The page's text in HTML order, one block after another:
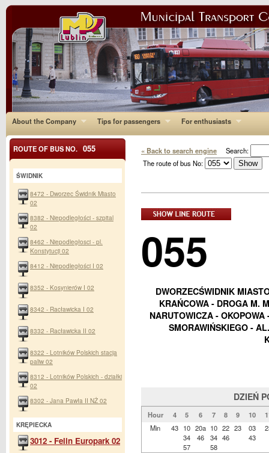
About the Company Tips for passengers For enthusiasts
« Back to search engine Search:
The route of bus No:
055
DWORZECŚWIDNIK
KRAŃCOWA - DROGA M.
NARUTOWICZA -
SMORAWIŃSKIEGO -
DZIEŃ
Hour 4 5 6 7 8 9 10
Min
43 10
34
57
20a
46
10
34
58
22
46
23
03
43
ROUTE OF BUS NO. 055
ŚWIDNIK
8472 - Dworzec Świdnik Miasto
02
8382 - Niepodległości - szpital
02
8462 - Niepodległosci - pl.
Konstytucji 02
8412 - Niepodległości I 02
8352 - Kosynierów I 02
8342 - Racławicka I 02
8332 - Racławicka II 02
8322 - Lotników Polskich stacja
paliw 02
8312 - Lotników Polskich - działki
02
8302 - Jana Pawła II NŻ 02
KRĘPIECKA
3012 - Felin Europark 02